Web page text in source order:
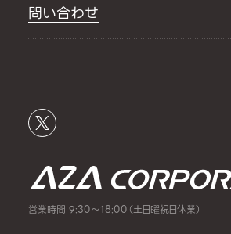
問い合わせ
営業時間 9:30～18:00（土日曜祝日休業）